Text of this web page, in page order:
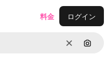
消去 画像で
料金 ログイン